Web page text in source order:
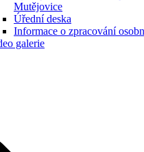
Mutějovice
Úřední deska
Informace o zpracování
galerie